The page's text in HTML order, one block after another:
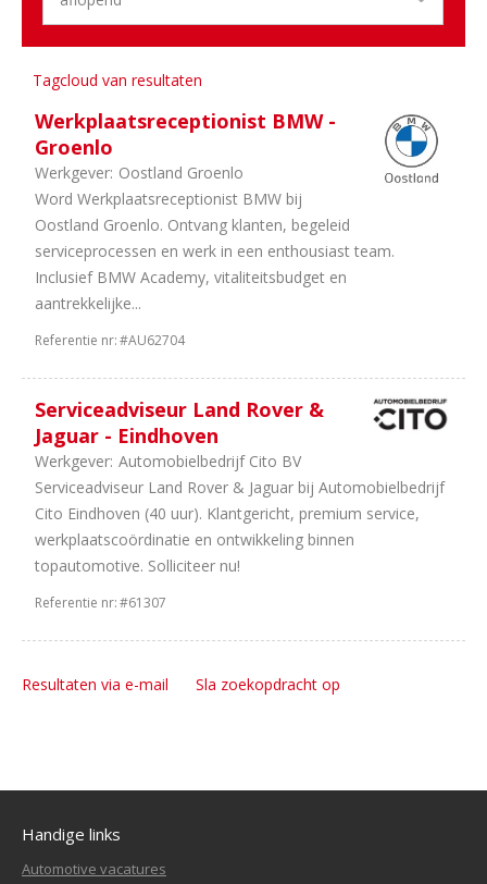
40
uur
38
uur
36
uur
32
uur
Tagcloud van resultaten
Werkplaatsreceptionist BMW -
Groenlo
Werkgever: Oostland Groenlo
Word Werkplaatsreceptionist BMW bij
Oostland Groenlo. Ontvang klanten, begeleid
serviceprocessen en werk in een enthousiast team.
Inclusief BMW Academy, vitaliteitsbudget en
aantrekkelijke...
Referentie nr:#AU62704
Serviceadviseur Land Rover &
Jaguar - Eindhoven
Werkgever: Automobielbedrijf Cito BV
Serviceadviseur Land Rover & Jaguar bij Automobielbedrijf
Cito Eindhoven (40 uur). Klantgericht, premium service,
werkplaatscoördinatie en ontwikkeling binnen
topautomotive. Solliciteer nu!
Referentie nr:#61307
Resultaten via e-mail Sla zoekopdracht op
Handige links
Automotive vacatures